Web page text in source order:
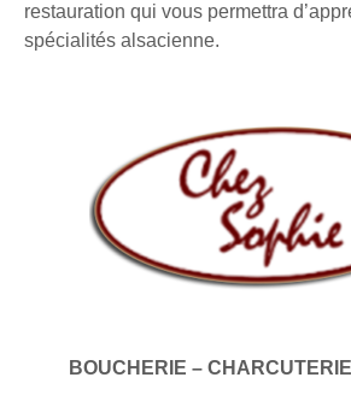
restauration qui vous permettra
spécialités alsacienne.
BOUCHERIE –